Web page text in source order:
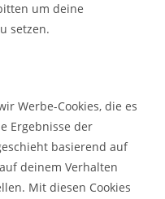
um deine
setzen.
Werbe-Cookies, die es
Ergebnisse der
basierend auf
deinem Verhalten
Mit diesen Cookies